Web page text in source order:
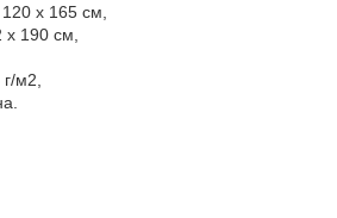
x 165 см,
x 190 см,
м2,